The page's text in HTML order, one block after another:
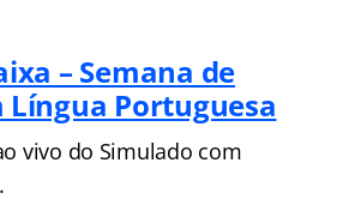
– Semana de
Língua Portuguesa
vivo do Simulado com